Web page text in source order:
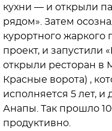
кухни — и открыли
рядом». Затем
курортного жаркого
проект, и запустили
открыли ресторан в
Красные ворота) ,
исполняется 5 лет, и
Анапы. Так прошло
продуктивно.